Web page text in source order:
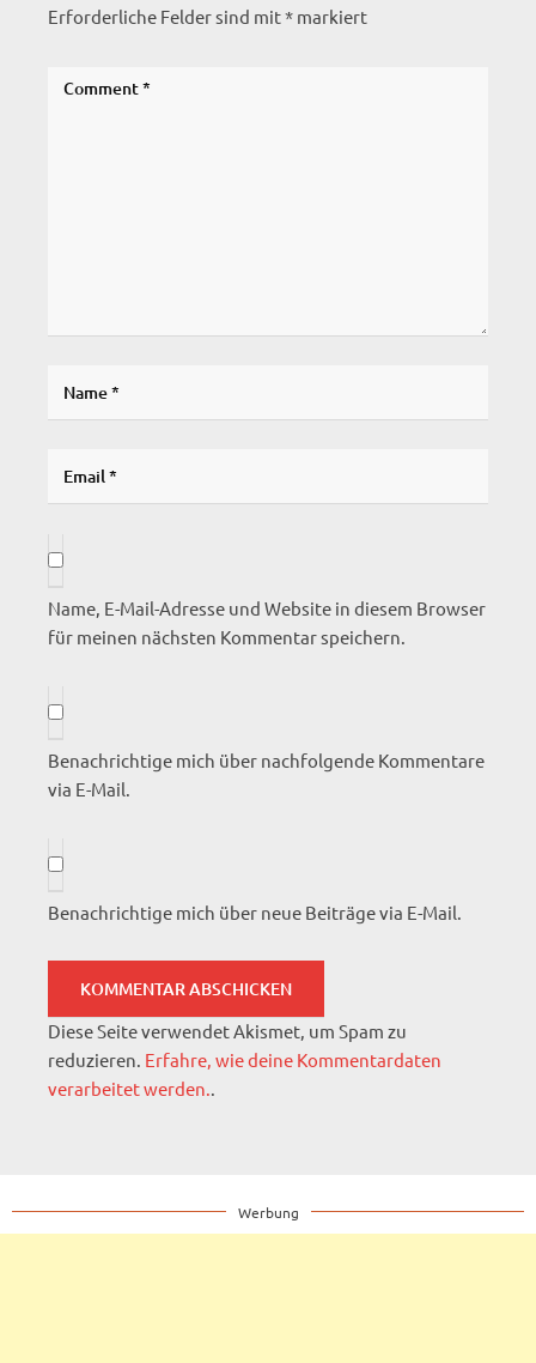
Erforderliche Felder sind mit* markiert
Name, E-Mail-Adresse und Website in diesem Browser
für meinen nächsten Kommentar speichern.
Benachrichtige mich über nachfolgende Kommentare
via E-Mail.
Benachrichtige mich über neue Beiträge via E-Mail.
Diese Seite verwendet Akismet, um Spam zu
reduzieren. Erfahre, wie deine Kommentardaten
verarbeitet werden..
Werbung